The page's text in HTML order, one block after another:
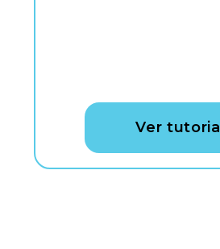
Ver tutorial